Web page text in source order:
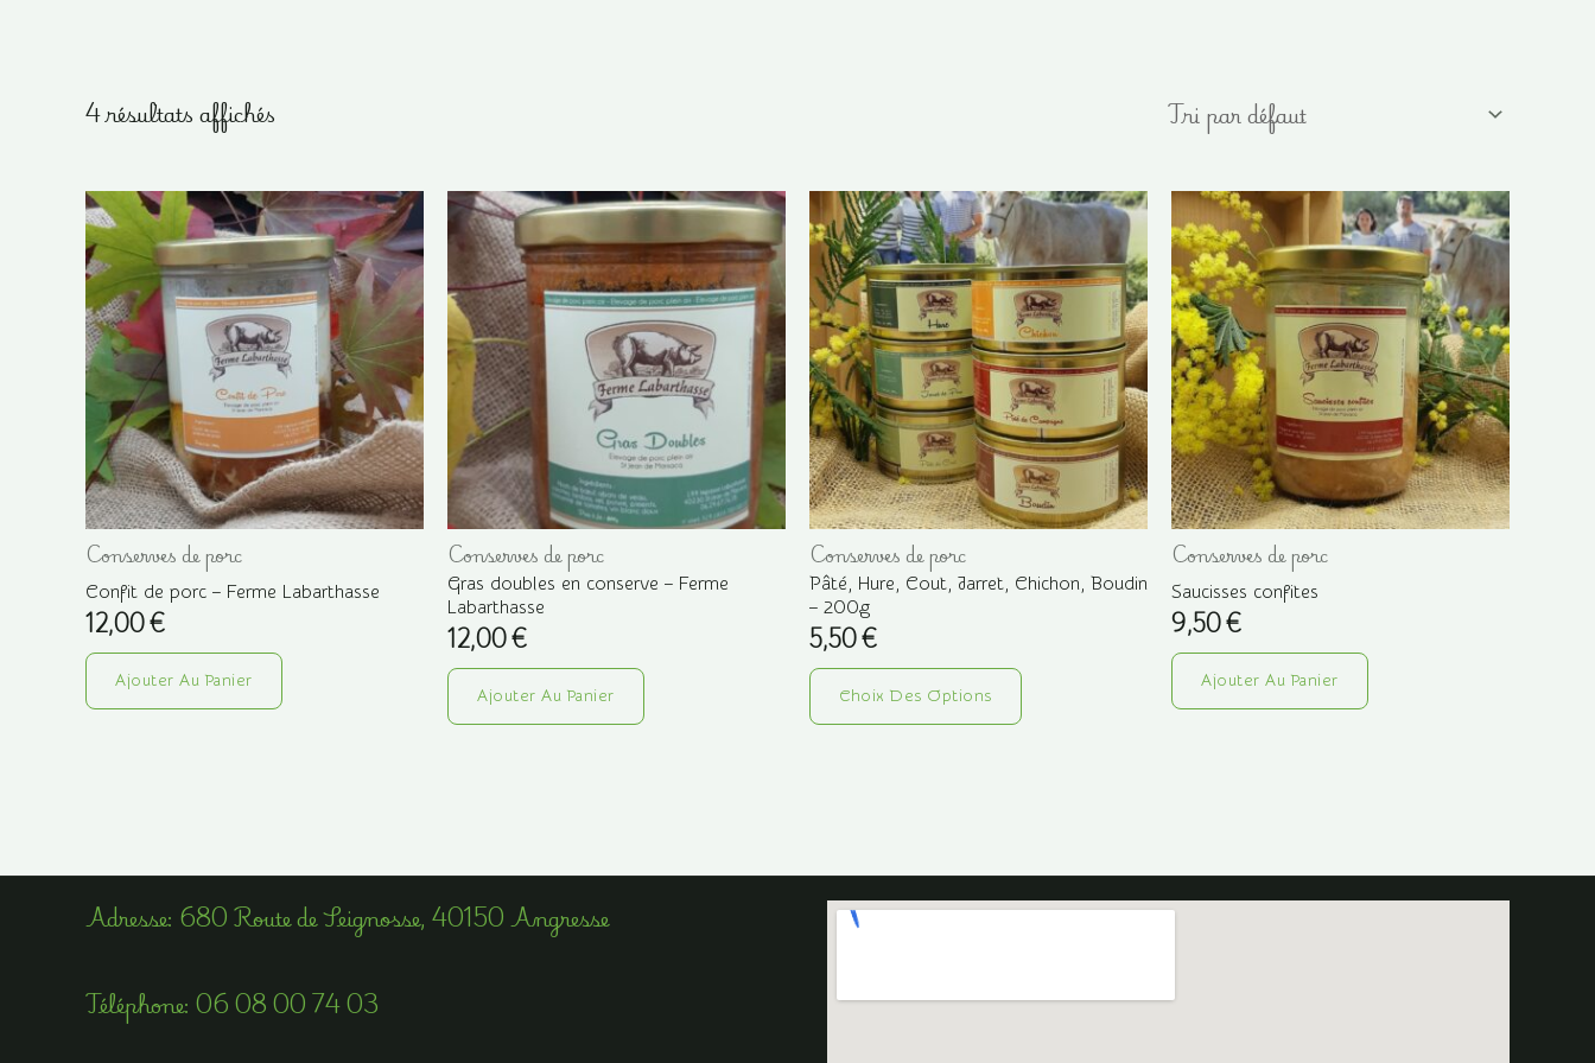
4 résultats affichés
Conserves de porc
Confit de porc – Ferme Labarthasse
12,00€
Ajouter Au Panier
Conserves de porc
Gras doubles en conserve – Ferme
Labarthasse
12,00€
Ajouter Au Panier
Conserves de porc
Pâté, Hure, Cout, Jarret, Chichon, Boudin
– 200g
5,50€
Choix Des Options
Ce
produit
options
peuvent
Conserves de porc
Saucisses confites
9,50€
Ajouter Au Panier
Adress​e: 680 Route de Seignosse, 40150 Angresse
Téléphone​: 06 08 00 74 03